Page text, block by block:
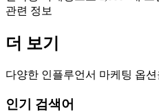
관련 정보
더 보기
다양한 인플루언서 마케팅 옵
인기 검색어